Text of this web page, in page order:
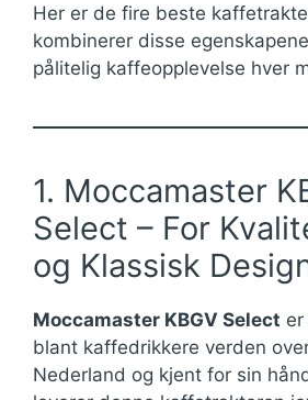
Her er de fire beste
kombinerer disse
pålitelig kaffeopplevelse hver
1. Moccamaster
Select – For
og Klassisk
Moccamaster KBGV Select
blant kaffedrikkere verden
Nederland og kjent for sin